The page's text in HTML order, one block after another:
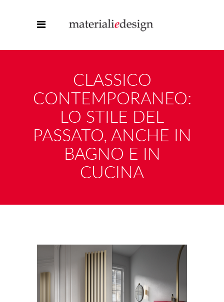
CLASSICO
CONTEMPORANEO:
LO STILE DEL
PASSATO, ANCHE IN
BAGNO E IN
CUCINA